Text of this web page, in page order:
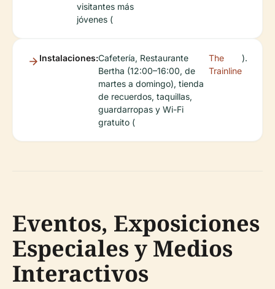
visitantes más
jóvenes (
Instalaciones:Cafetería, Restaurante
Bertha (12:00–16:00, de
martes a domingo), tienda
de recuerdos, taquillas,
guardarropas y Wi-Fi
gratuito (
The
Trainline
).
Eventos, Exposiciones
Especiales y Medios
Interactivos